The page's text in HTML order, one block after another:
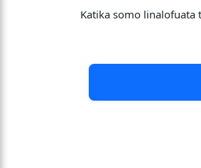
Katika somo linalofuata